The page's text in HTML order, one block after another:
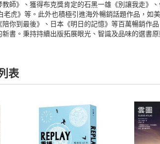
師》、獲得布克獎肯定的石黑一雄《別讓我走》
老虎》等。此外也積極引進海外暢銷話題作品，如
陪你到最後》、日本《明日的記憶》等百萬暢銷作
書。秉持持續出版拓展眼光、智識及品味的選書
表